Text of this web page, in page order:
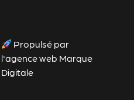
Propulsé par
l'agence web Marque
Digitale